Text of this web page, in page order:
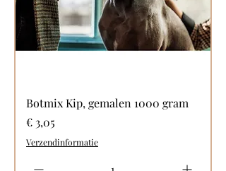
Botmix Kip, gemalen 1000 gram
Prijs
€ 3,05
Verzendinformatie